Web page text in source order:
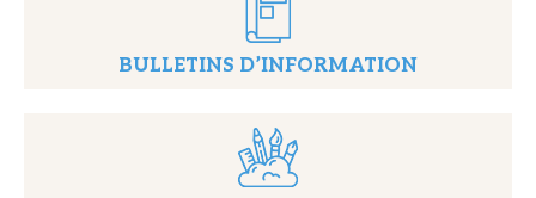
BULLETINS D’INFORMATION